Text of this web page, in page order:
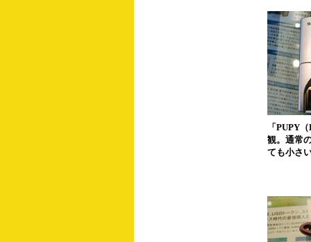
「PUPY
観。通常
ても小さ